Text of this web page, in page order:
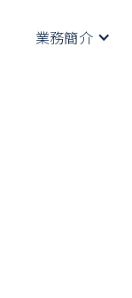
業務簡介